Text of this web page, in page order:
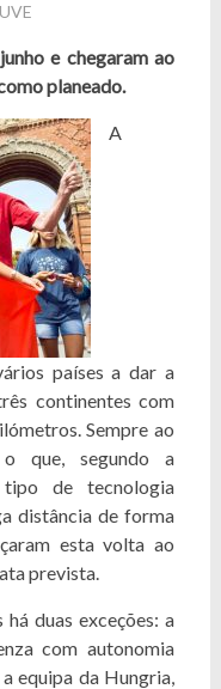
e chegaram ao
planeado.
A
países a dar a
continentes com
Sempre ao
que, segundo a
de tecnologia
distância de forma
esta volta ao
prevista.
duas exceções: a
com autonomia
equipa da Hungria,